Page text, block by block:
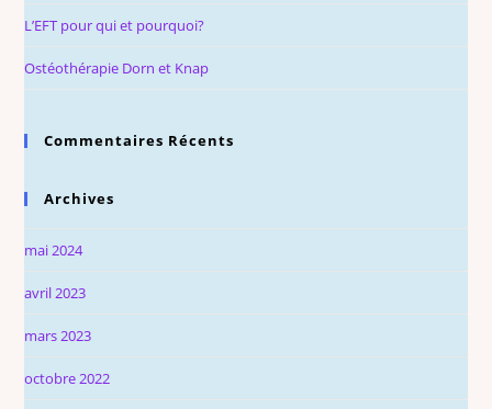
L’EFT pour qui et pourquoi?
Ostéothérapie Dorn et Knap
Commentaires Récents
Archives
mai 2024
avril 2023
mars 2023
octobre 2022